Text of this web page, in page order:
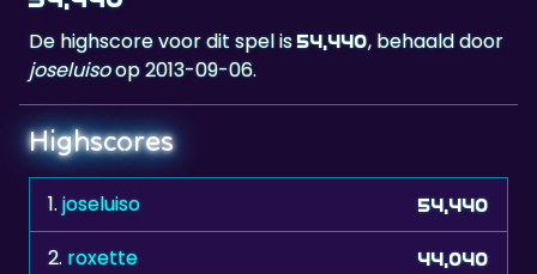
De highscore voor dit spel is54,440, behaald door
joseluisoop 2013-09-06.
Highscores
1.joseluiso 54,440
2. roxette 44,040